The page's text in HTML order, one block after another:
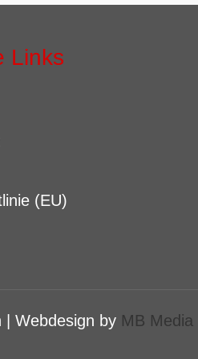
Links
(EU)
| Webdesign by MB Media